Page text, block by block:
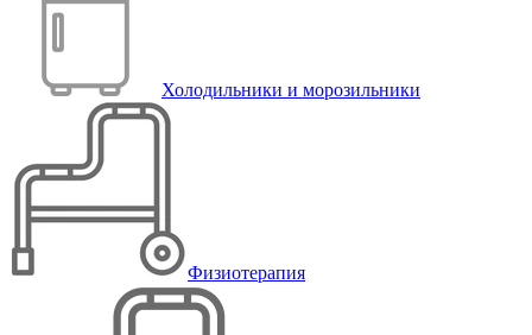
Холодильники и морозильники
Физиотерапия